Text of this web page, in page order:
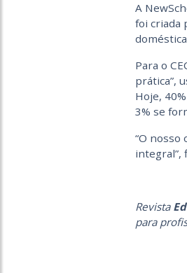
A
foi criada
Para o
prática”,
Hoje,
3% se
“O nosso
integral”,
Revista
para